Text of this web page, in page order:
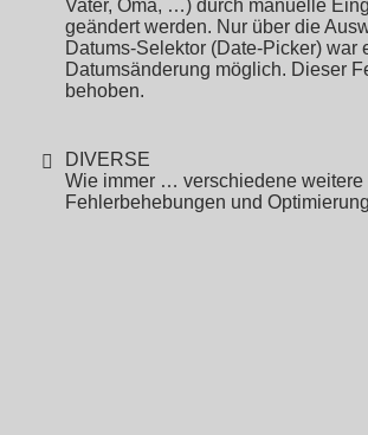
Vater, Oma, …) durch manuelle
geändert werden. Nur über die
Datums-Selektor (Date-Picker) war
Datumsänderung möglich. Dieser
behoben.
DIVERSE
Wie immer … verschiedene weitere
Fehlerbehebungen und